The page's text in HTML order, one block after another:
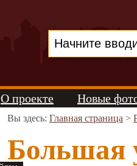
О проекте Новые
Вы здесь: Главная страница >
Большая